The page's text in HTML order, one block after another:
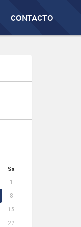
CONTACTO
Sa
1
8
15
22